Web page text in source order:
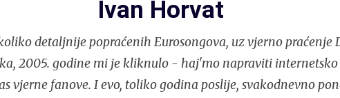
Ivan Horvat
detaljnije popraćenih Eurosongova, uz vjerno praćenje
2005. godine mi je kliknulo - haj'mo napraviti internetsko
vjerne fanove. I evo, toliko godina poslije, svakodnevno